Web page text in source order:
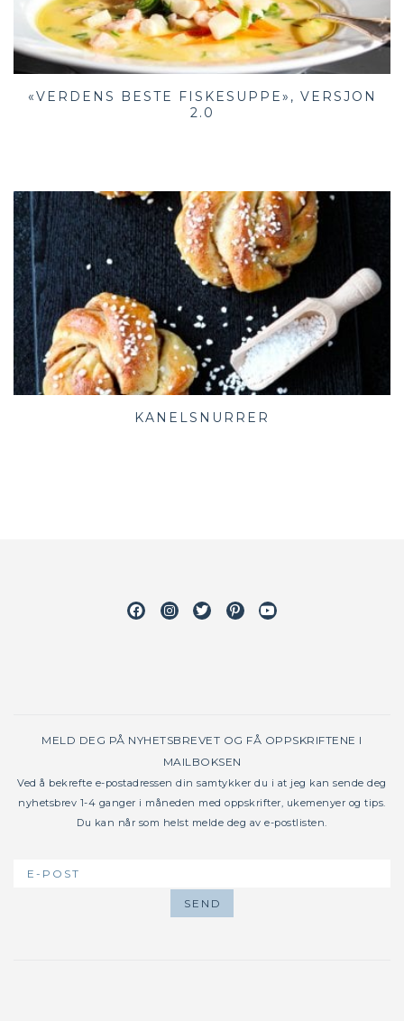
«VERDENS BESTE FISKESUPPE», VERSJON
2.0
KANELSNURRER
FacebookInstagram
TwitterPinterestYoutube
MELD DEG PÅ NYHETSBREVET OG FÅ OPPSKRIFTENE I
MAILBOKSEN
Ved å bekrefte e-postadressen din samtykker du i at jeg kan sende deg
nyhetsbrev 1-4 ganger i måneden med oppskrifter, ukemenyer og tips.
Du kan når som helst melde deg av e-postlisten.